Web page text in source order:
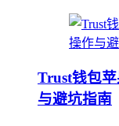
Trust钱包
与避坑指南